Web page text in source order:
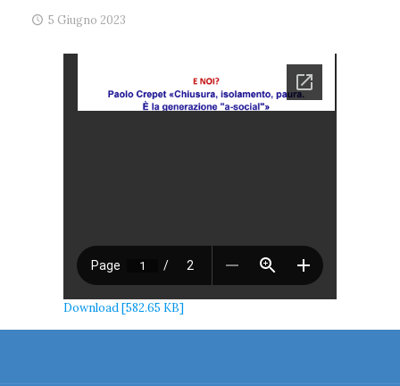
5 Giugno 2023
Download [582.65 KB]